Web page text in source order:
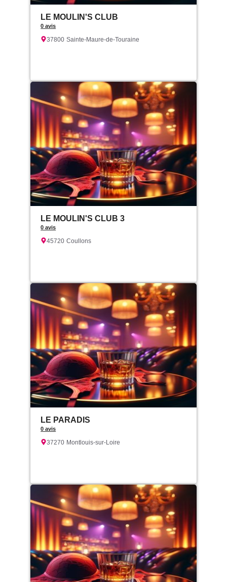
LE MOULIN'S CLUB
0 avis
37800 Sainte-Maure-de-Touraine
LE MOULIN'S CLUB 3
0 avis
45720 Coullons
LE PARADIS
0 avis
37270 Montlouis-sur-Loire